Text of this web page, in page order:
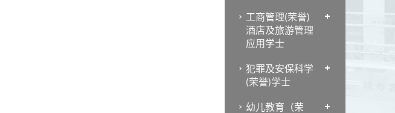
工商管理(荣誉)
酒店及旅游管理
应用学士
犯罪及安保科学
(荣誉)学士
幼儿教育（荣